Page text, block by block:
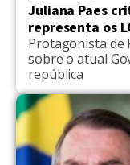
Juliana Paes
representa os
Protagonista de
sobre o atual
república